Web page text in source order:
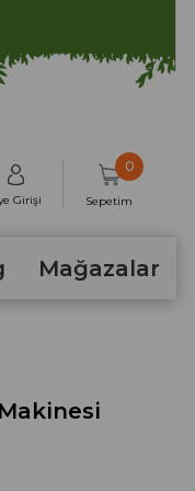
Girişi Sepetim
0
Mağazalar